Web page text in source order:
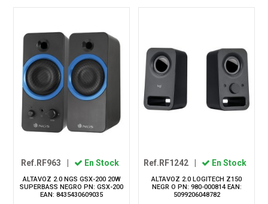
Ref.RF963 | En Stock
ALTAVOZ 2.0 NGS GSX-200 20W
SUPERBASS NEGRO PN: GSX-200
EAN: 8435430609035
Ref.RF1242 | En Stock
ALTAVOZ 2.0 LOGITECH Z150
NEGR O PN: 980-000814 EAN:
5099206048782